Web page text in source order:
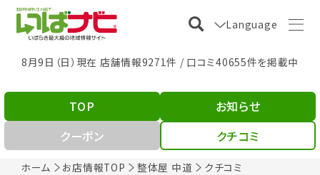
Language
8月9日（日）現在 店舗情報9271件 / 口コミ40655件を掲載中
ホーム お店情報TOP 整体屋 中道 クチコミ
TOP
お知らせ
クーポン
クチコミ